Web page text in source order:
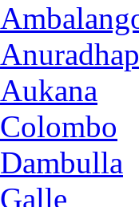
Aukana
Colombo
Dambulla
Galle